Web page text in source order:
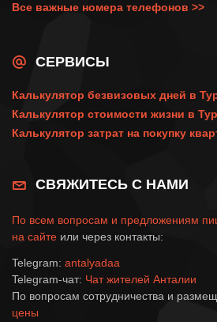
Все важные номера телефонов >>
СЕРВИСЫ
Калькулятор безвизовых дней в
Калькулятор стоимости жизни в
Калькулятор затрат на покупку
СВЯЖИТЕСЬ С НАМИ
По всем вопросам и предложениям
на сайте или через контакты:
Telegram: antalyadaa
Telegram-чат: Чат жителей Анталии
По вопросам сотрудничества и
цены